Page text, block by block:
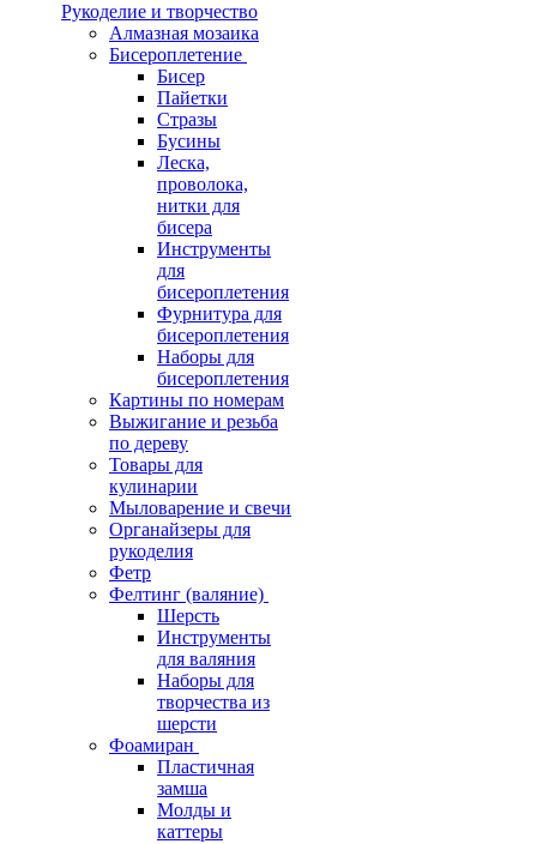
Рукоделие и творчество
Алмазная мозаика
Бисероплетение
Бисер
Пайетки
Стразы
Бусины
Леска,
проволока,
нитки для
бисера
Инструменты
для
бисероплетения
Фурнитура для
бисероплетения
Наборы для
бисероплетения
Картины по номерам
Выжигание и резьба
по дереву
Товары для
кулинарии
Мыловарение и свечи
Органайзеры для
рукоделия
Фетр
Фелтинг (валяние)
Шерсть
Инструменты
для валяния
Наборы для
творчества из
шерсти
Фоамиран
Пластичная
замша
Молды и
каттеры